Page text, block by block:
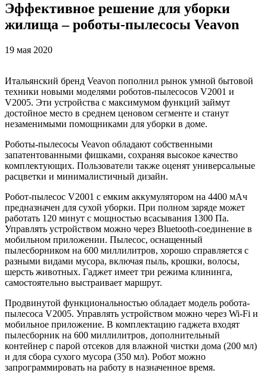
Эффективное решение для уборки
жилища – роботы-пылесосы Veavon
19 мая 2020
Итальянский бренд Veavon пополнил рынок умной бытовой
техники новыми моделями роботов-пылесосов V2001 и
V2005. Эти устройства с максимумом функций займут
достойное место в среднем ценовом сегменте и станут
незаменимыми помощниками для уборки в доме.
Роботы-пылесосы Veavon обладают собственными
запатентованными фишками, сохраняя высокое качество
комплектующих. Пользователи также оценят универсальные
расцветки и минималистичный дизайн.
Робот-пылесос V2001 с емким аккумулятором на 4400 мАч
предназначен для сухой уборки. При полном заряде может
работать 120 минут с мощностью всасывания 1300 Па.
Управлять устройством можно через Bluetooth-соединение в
мобильном приложении. Пылесос, оснащенный
пылесборником на 600 миллилитров, хорошо справляется с
разными видами мусора, включая пыль, крошки, волосы,
шерсть животных. Гаджет имеет три режима клининга,
самостоятельно выстраивает маршрут.
Продвинутой функциональностью обладает модель робота-
пылесоса V2005. Управлять устройством можно через Wi-Fi и
мобильное приложение. В комплектацию гаджета входят
пылесборник на 600 миллилитров, дополнительный
контейнер с парой отсеков для влажной чистки дома (200 мл)
и для сбора сухого мусора (350 мл). Робот можно
запрограммировать на работу в назначенное время.